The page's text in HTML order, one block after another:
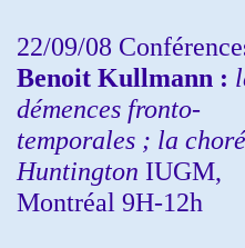
22/09/08
Benoit Kullmann :
démences fronto-
temporales ; la
Huntington IUGM,
Montréal 9H-12h